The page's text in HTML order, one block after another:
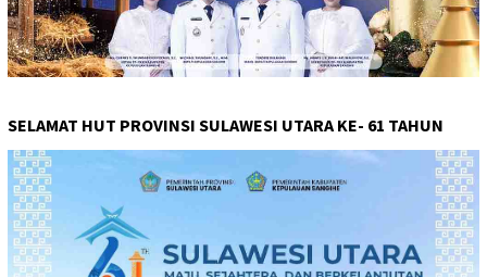
SELAMAT HUT PROVINSI SULAWESI UTARA KE- 61 TAHUN